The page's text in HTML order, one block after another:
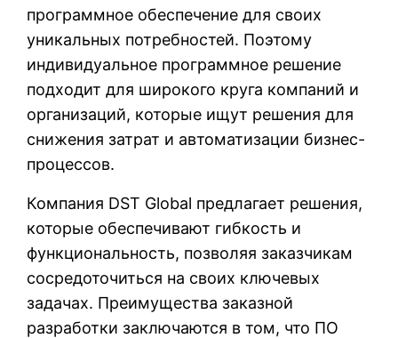
программное обеспечение для своих
уникальных потребностей. Поэтому
индивидуальное программное решение
подходит для широкого круга компаний и
организаций, которые ищут решения для
снижения затрат и автоматизации бизнес-
процессов.
Компания DST Global предлагает решения,
которые обеспечивают гибкость и
функциональность, позволяя заказчикам
сосредоточиться на своих ключевых
задачах. Преимущества заказной
разработки заключаются в том, что ПО